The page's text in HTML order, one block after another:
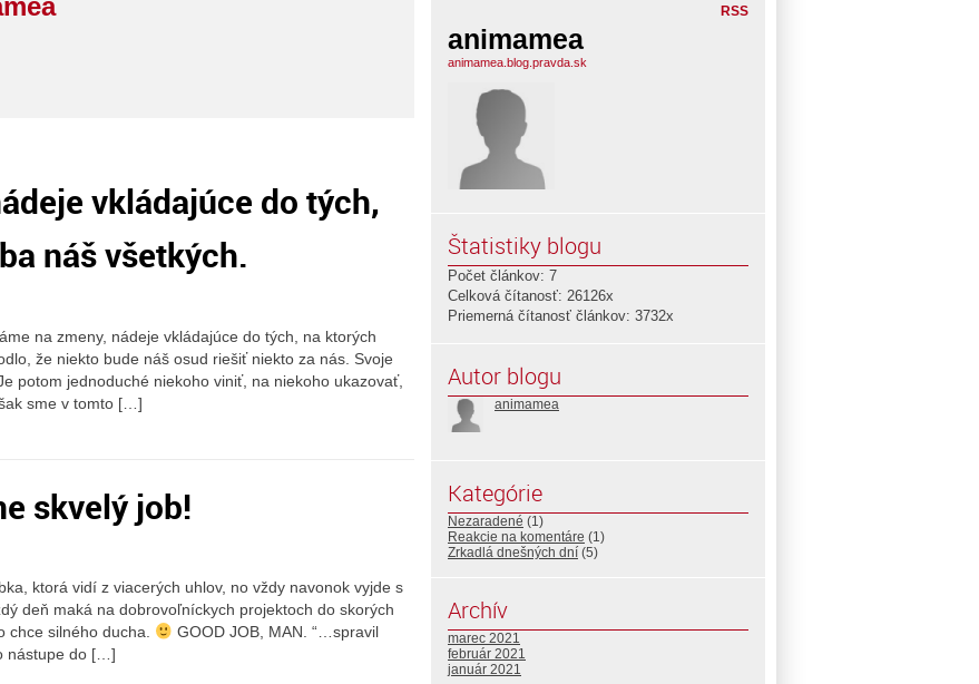
vkládajúce do tých,
náš všetkých.
na zmeny, nádeje vkládajúce do tých, na ktorých
že niekto bude náš osud riešiť niekto za nás. Svoje
potom jednoduché niekoho viniť, na niekoho ukazovať,
sme v tomto […]
skvelý job!
ktorá vidí z viacerých uhlov, no vždy navonok vyjde s
deň maká na dobrovoľníckych projektoch do skorých
chce silného ducha.
GOOD JOB, MAN. “…spravil
nástupe do […]
RSS
animamea
animamea.blog.pravda.sk
Štatistiky blogu
Počet článkov: 7
Celková čítanosť: 26126x
Priemerná čítanosť článkov: 3732x
Autor blogu
animamea
Kategórie
Nezaradené (1)
Reakcie na komentáre (1)
Zrkadlá dnešných dní (5)
Archív
marec 2021
február 2021
január 2021